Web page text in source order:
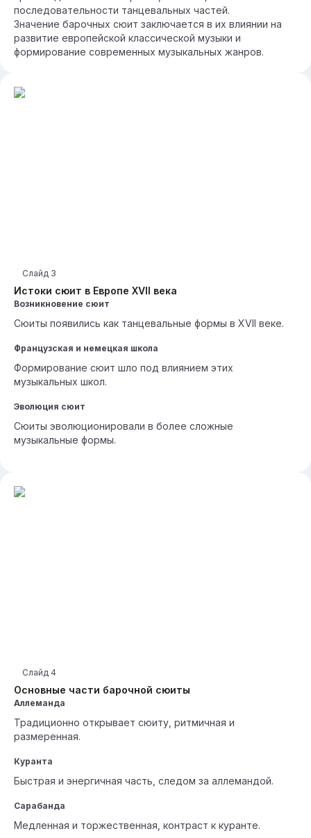
последовательности танцевальных частей.
Значение барочных сюит заключается в их влиянии на
развитие европейской классической музыки и
формирование современных музыкальных жанров.
Истоки сюит в Европе XVII века
Слайд 3
Возникновение сюит
Сюиты появились как танцевальные формы в XVII веке.
Французская и немецкая школа
Формирование сюит шло под влиянием этих
музыкальных школ.
Эволюция сюит
Сюиты эволюционировали в более сложные
музыкальные формы.
Основные части барочной сюиты
Слайд 4
Аллеманда
Традиционно открывает сюиту, ритмичная и
размеренная.
Куранта
Быстрая и энергичная часть, следом за аллемандой.
Сарабанда
Медленная и торжественная, контраст к куранте.